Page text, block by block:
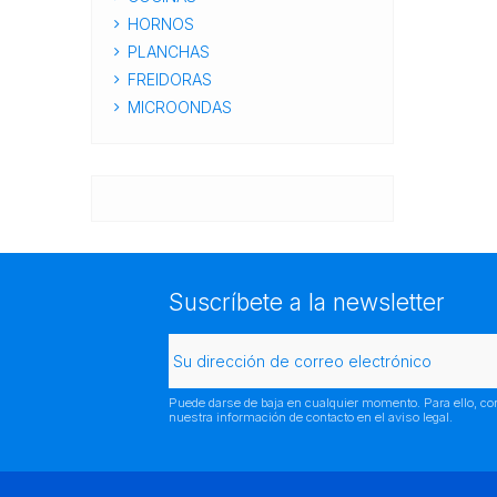
HORNOS
PLANCHAS
FREIDORAS
MICROONDAS
Suscríbete a la newsletter
Puede darse de baja en cualquier momento. Para ello,
nuestra información de contacto en el aviso legal.